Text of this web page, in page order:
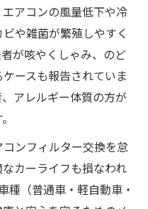
アコンの風量低下や冷
や雑菌が繁殖しやすく
が咳やくしゃみ、のど
ースも報告されていま
アレルギー体質の方が
ンフィルター交換を怠
カーライフも損なわれ
種（普通車・軽自動車・